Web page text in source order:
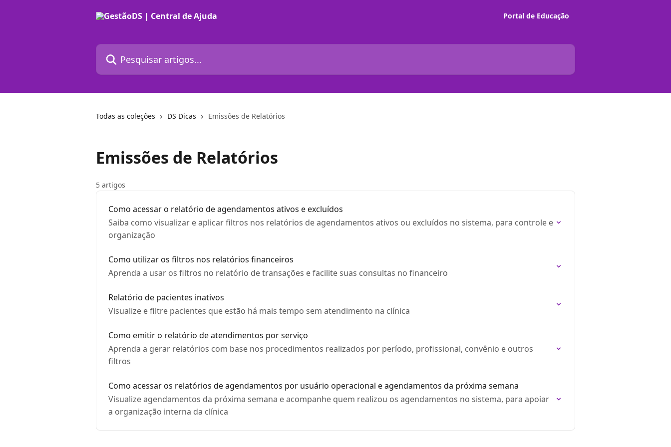
Portal de Educação
Pesquisar artigos...
Todas as coleções DS Dicas Emissões de Relatórios
Emissões de Relatórios
5 artigos
Como acessar o relatório de agendamentos ativos e excluídos
Saiba como visualizar e aplicar filtros nos relatórios de agendamentos ativos ou excluídos no sistema, para controle e
organização
Como utilizar os filtros nos relatórios financeiros
Aprenda a usar os filtros no relatório de transações e facilite suas consultas no financeiro
Relatório de pacientes inativos
Visualize e filtre pacientes que estão há mais tempo sem atendimento na clínica
Como emitir o relatório de atendimentos por serviço
Aprenda a gerar relatórios com base nos procedimentos realizados por período, profissional, convênio e outros
filtros
Como acessar os relatórios de agendamentos por usuário operacional e agendamentos da próxima semana
Visualize agendamentos da próxima semana e acompanhe quem realizou os agendamentos no sistema, para apoiar
a organização interna da clínica